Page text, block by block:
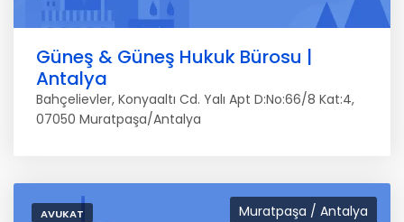
Güneş & Güneş Hukuk Bürosu |
Antalya
Bahçelievler, Konyaaltı Cd. Yalı Apt D:No:66/8 Kat:4,
07050 Muratpaşa/Antalya
Muratpaşa / Antalya
AVUKAT